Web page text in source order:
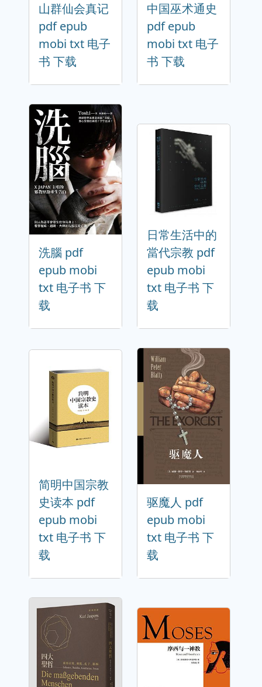
山群仙会真记
pdf epub
mobi txt 电子
书 下载
中国巫术通史
pdf epub
mobi txt 电子
书 下载
洗腦 pdf
epub mobi
txt 电子书 下
载
日常生活中的
當代宗教 pdf
epub mobi
txt 电子书 下
载
简明中国宗教
史读本 pdf
epub mobi
txt 电子书 下
载
驱魔人 pdf
epub mobi
txt 电子书 下
载